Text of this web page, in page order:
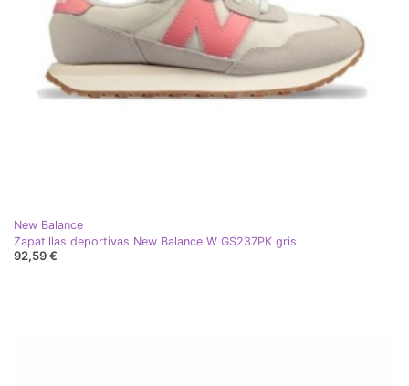
New Balance
Zapatillas deportivas New Balance W GS237PK gris
92,59 €